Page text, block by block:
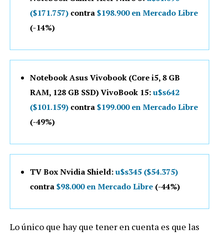
($171.757) contra $198.900 en Mercado Libre
(-14%)
Notebook Asus Vivobook (Core i5, 8 GB
RAM, 128 GB SSD) VivoBook 15:u$s642
($101.159) contra $199.000 en Mercado Libre
(-49%)
TV Box Nvidia Shield:u$s345 ($54.375)
contra $98.000 en Mercado Libre (-44%)
Lo único que hay que tener en cuenta es que las